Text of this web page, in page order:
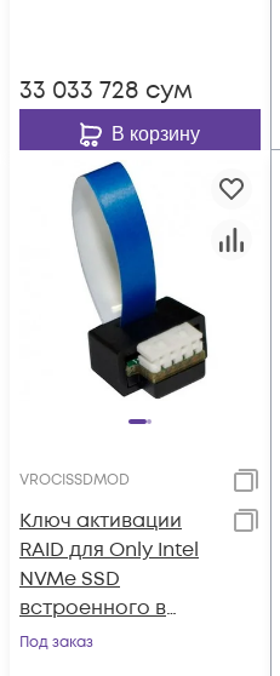
33 033 728 сум
В корзину
VROCISSDMOD
Ключ активации
RAID для Only Intel
NVMe SSD
встроенного в
процессоры Intel
Под заказ